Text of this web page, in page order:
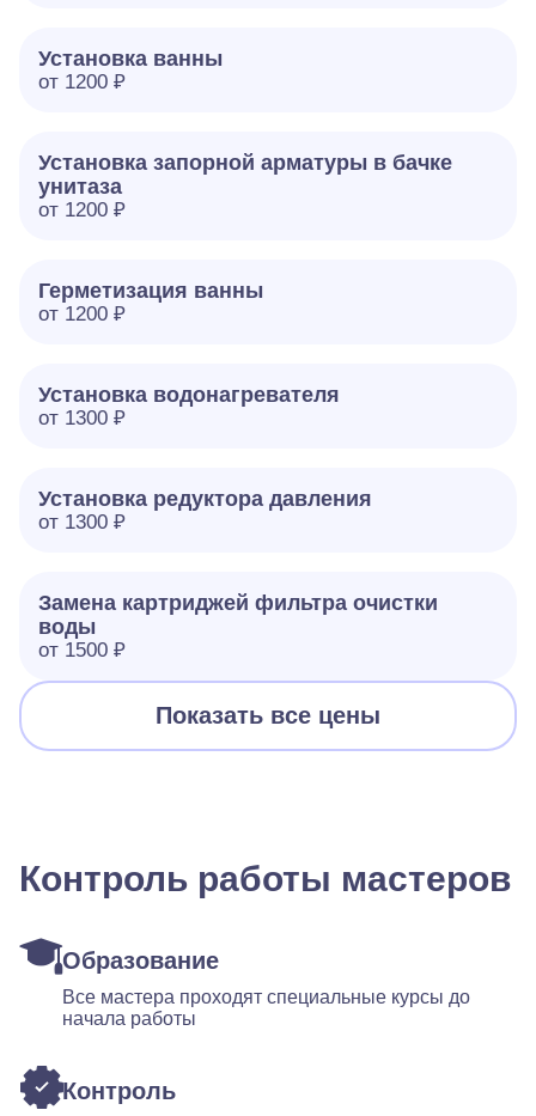
Установка ванны
от 1200 ₽
Установка запорной арматуры в бачке
унитаза
от 1200 ₽
Герметизация ванны
от 1200 ₽
Установка водонагревателя
от 1300 ₽
Установка редуктора давления
от 1300 ₽
Замена картриджей фильтра очистки
воды
от 1500 ₽
Показать все цены
Контроль работы мастеров
Образование
Все мастера проходят специальные курсы до
начала работы
Контроль